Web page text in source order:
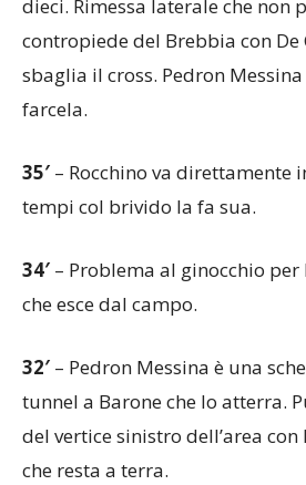
dieci. Rimessa laterale che non
contropiede del Brebbia con De
sbaglia il cross. Pedron
farcela.
35′ – Rocchino va direttamente
tempi col brivido la fa sua.
34′ – Problema al ginocchio per
che esce dal campo.
32′ – Pedron Messina è una
tunnel a Barone che lo atterra.
del vertice sinistro dell’area con
che resta a terra.